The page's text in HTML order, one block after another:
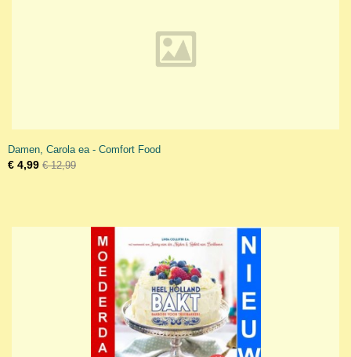
Damen, Carola ea - Comfort Food
€ 4,99 € 12,99